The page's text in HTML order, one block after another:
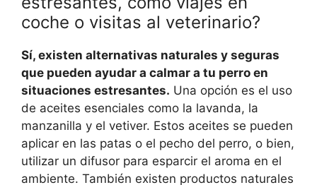
coche o visitas al veterinario?
Sí, existen alternativas naturales y seguras
que pueden ayudar a calmar a tu perro en
situaciones estresantes. Una opción es el uso
de aceites esenciales como la lavanda, la
manzanilla y el vetiver. Estos aceites se pueden
aplicar en las patas o el pecho del perro, o bien,
utilizar un difusor para esparcir el aroma en el
ambiente. También existen productos naturales